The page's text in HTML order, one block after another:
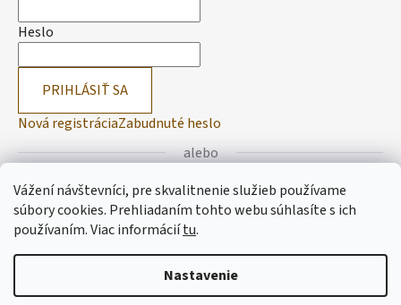
Vážení návštevníci, pre skvalitnenie služieb používame
súbory cookies. Prehliadaním tohto webu súhlasíte s ich
používaním.Viac informáciítu.
Nastavenie
Heslo
PRIHLÁSIŤ SA
Nová registráciaZabudnuté heslo
alebo
Prihlásiť sa cez Facebook
Prihlásiť sa cez Google